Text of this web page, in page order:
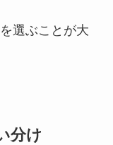
選ぶことが大
分け